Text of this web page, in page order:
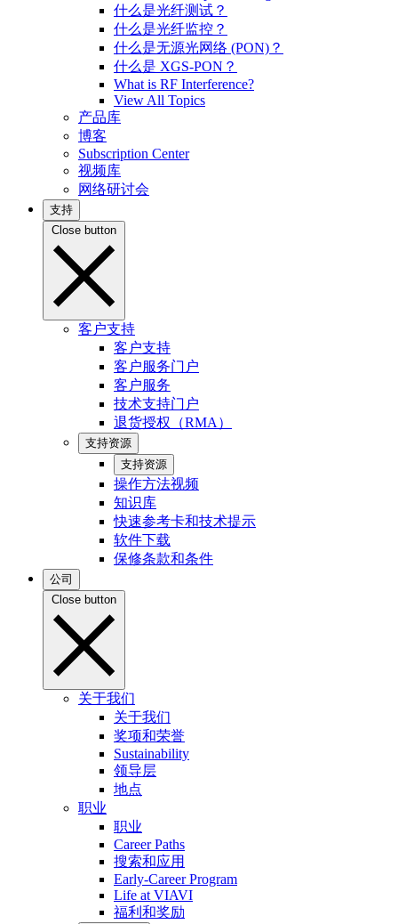
什么是光纤测试？
什么是光纤监控？
什么是无源光网络 (PON)？
什么是 XGS-PON？
What is RF Interference?
View All Topics
产品库
博客
Subscription Center
视频库
网络研讨会
支持
Close button
客户支持
客户支持
客户服务门户
客户服务
技术支持门户
退货授权（RMA）
支持资源
支持资源
操作方法视频
知识库
快速参考卡和技术提示
软件下载
保修条款和条件
公司
Close button
关于我们
关于我们
奖项和荣誉
Sustainability
领导层
地点
职业
职业
Career Paths
搜索和应用
Early-Career Program
Life at VIAVI
福利和奖励